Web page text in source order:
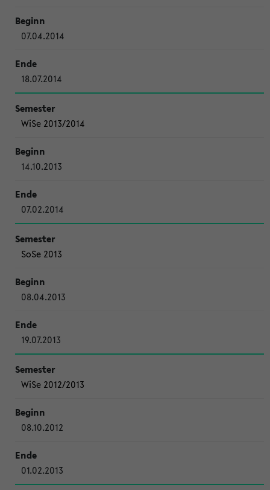
07.04.2014
18.07.2014
WiSe 2013/2014
14.10.2013
07.02.2014
SoSe 2013
08.04.2013
19.07.2013
WiSe 2012/2013
08.10.2012
01.02.2013